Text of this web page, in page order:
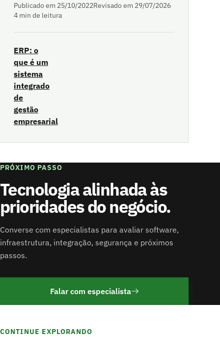
Publicado em 25/10/2022Revisado em 29/07/2026
4 min de leitura
ERP: o
que é um
sistema
integrado
de
gestão
empresarial
PRÓXIMO PASSO
Tecnologia alinhada às
prioridades do negócio.
Converse com especialistas para avaliar software,
infraestrutura, integração, segurança e próximos
passos.
Falar com especialista
CONTINUE EXPLORANDO